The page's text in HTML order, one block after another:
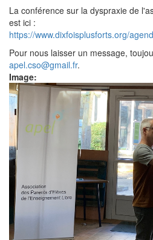
La conférence sur la dyspraxie de
est ici :
https://www.dixfoisplusforts.org/
Pour nous laisser un message,
apel.cso@gmail.fr.
Image: